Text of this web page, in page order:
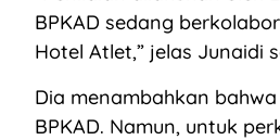
BPKAD sedang
Hotel Atlet,” jelas Junaidi
Dia menambahkan
BPKAD. Namun, untuk